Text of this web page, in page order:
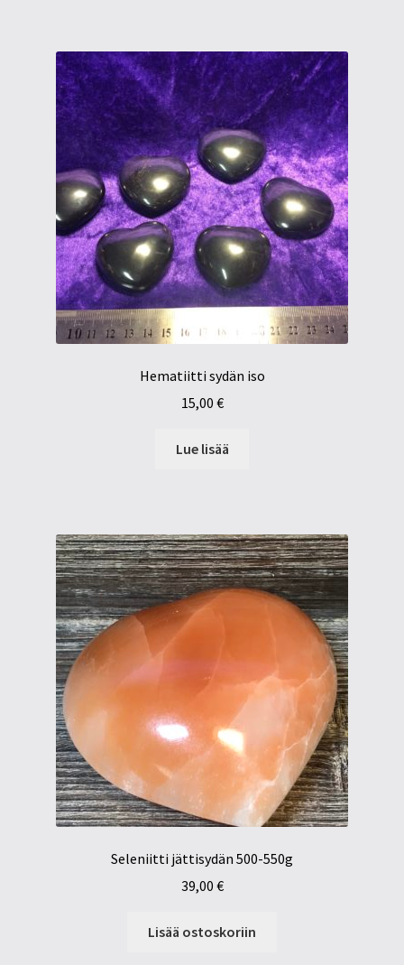
Hematiitti sydän iso
15,00 €
Lue lisää
Seleniitti jättisydän 500-550g
39,00 €
Lisää ostoskoriin